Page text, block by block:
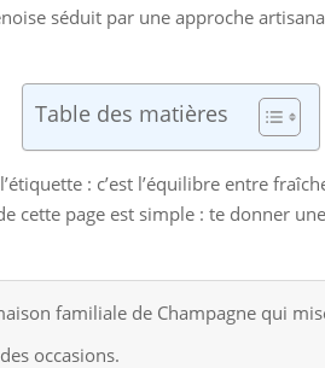
séduit par une approche
Table des matières
: c’est l’équilibre entre
cette page est simple : te donner
familiale de Champagne qui
occasions.